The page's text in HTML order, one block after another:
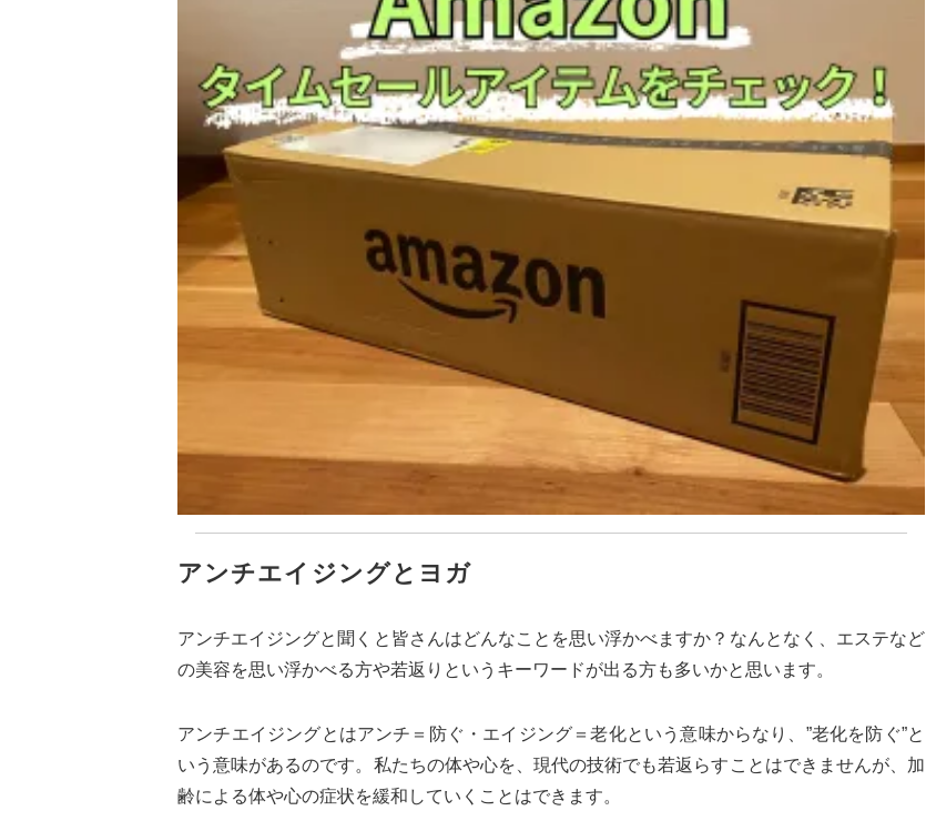
アンチエイジングとヨガ
アンチエイジングと聞くと皆さんはどんなことを思い浮かべますか？なんとなく、エステなど
の美容を思い浮かべる方や若返りというキーワードが出る方も多いかと思います。
アンチエイジングとはアンチ＝防ぐ・エイジング＝老化という意味からなり、”老化を防ぐ”と
いう意味があるのです。私たちの体や心を、現代の技術でも若返らすことはできませんが、加
齢による体や心の症状を緩和していくことはできます。